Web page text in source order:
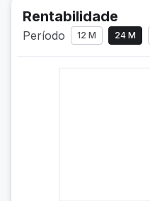
Rentabilidade
Período 12 M 24 M